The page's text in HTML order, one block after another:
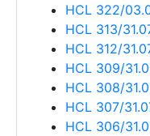
HCL 322/
HCL 313/
HCL 312/
HCL 309/
HCL 308/
HCL 307/
HCL 306/